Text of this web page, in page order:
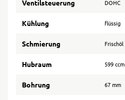
Ventilsteuerung DOHC
Kühlung flüssig
Schmierung Frischöl
Hubraum 599 ccm
Bohrung 67 mm